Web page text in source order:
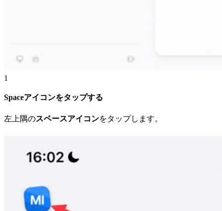
1
Spaceアイコンをタップする
左上隅のスペースアイコンをタップします。